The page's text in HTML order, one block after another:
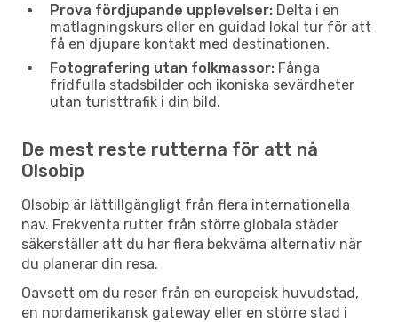
Prova fördjupande upplevelser: Delta i en
matlagningskurs eller en guidad lokal tur för att
få en djupare kontakt med destinationen.
Fotografering utan folkmassor: Fånga
fridfulla stadsbilder och ikoniska sevärdheter
utan turisttrafik i din bild.
De mest reste rutterna för att nå
Olsobip
Olsobip är lättillgängligt från flera internationella
nav. Frekventa rutter från större globala städer
säkerställer att du har flera bekväma alternativ när
du planerar din resa.
Oavsett om du reser från en europeisk huvudstad,
en nordamerikansk gateway eller en större stad i